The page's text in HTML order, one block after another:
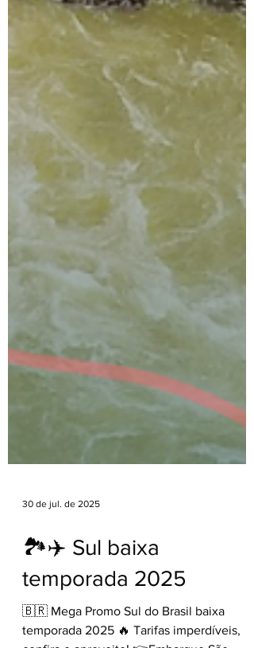
🏞️✈️ Sul baixa
temporada 2025
🇧🇷 Mega Promo Sul do Brasil baixa